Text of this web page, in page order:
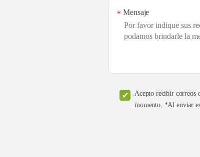
Mensaje
*
Acepto recibir correos
momento. *Al enviar